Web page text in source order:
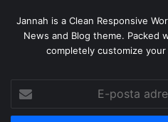
Jannah is a Clean Responsive
News and Blog theme. Packed
completely customize
posta
adresinizi